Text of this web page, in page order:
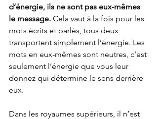
d’énergie, ils ne sont pas eux-mêmes
le message. Cela vaut à la fois pour les
mots écrits et parlés, tous deux
transportent simplement l’énergie. Les
mots en eux-mêmes sont neutres, c’est
seulement l’énergie que vous leur
donnez qui détermine le sens derrière
eux.
Dans les royaumes supérieurs, il n’est